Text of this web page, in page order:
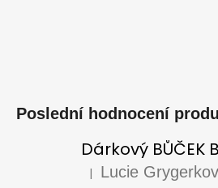
Poslední hodnocení
Dárkový BŮČEK
Hodnocení produktu je
| Lucie